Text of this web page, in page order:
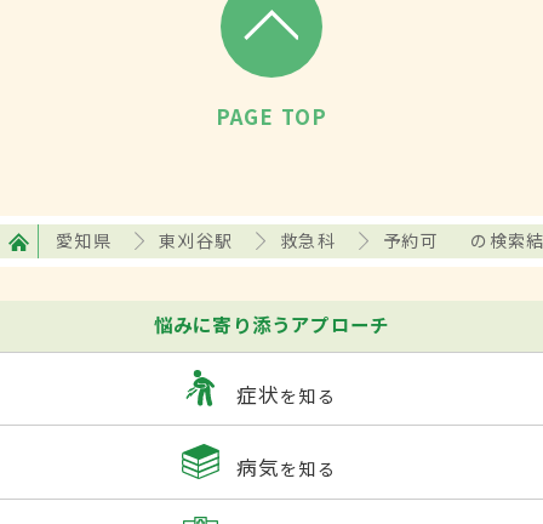
PAGE TOP
愛知県 東刈谷駅 救急科 予約可 の検索
悩みに寄り添うアプローチ
症状を知る
病気を知る